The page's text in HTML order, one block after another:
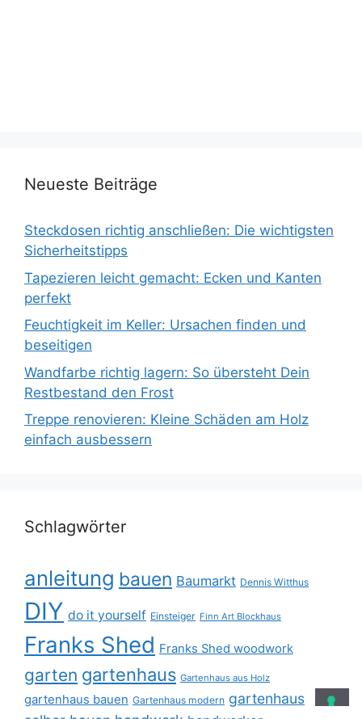
Neueste Beiträge
Steckdosen richtig anschließen: Die wichtigsten
Sicherheitstipps
Tapezieren leicht gemacht: Ecken und Kanten
perfekt
Feuchtigkeit im Keller: Ursachen finden und
beseitigen
Wandfarbe richtig lagern: So übersteht Dein
Restbestand den Frost
Treppe renovieren: Kleine Schäden am Holz
einfach ausbessern
Schlagwörter
anleitung bauen Baumarkt Dennis Witthus
DIY do it yourself Einsteiger Finn Art Blockhaus
Franks Shed Franks Shed woodwork
garten gartenhaus Gartenhaus aus Holz
gartenhaus bauen Gartenhaus modern gartenhaus